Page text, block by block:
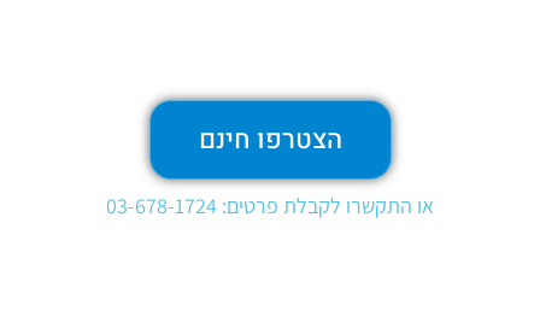
הצטרפו חינם
או התקשרו לקבלת פרטים: 03-678-1724